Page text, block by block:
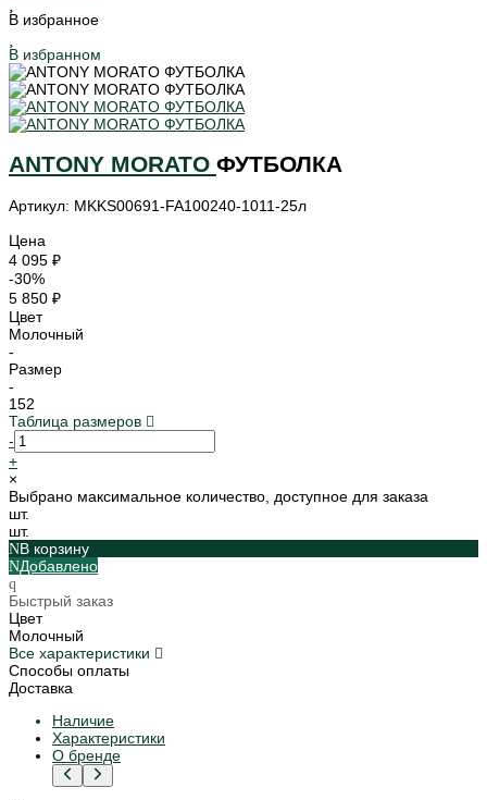
В избранное
В избранном
ANTONY MORATO ФУТБОЛКА
Артикул: MKKS00691-FA100240-1011-25л
Цена
4 095 ₽
-30%
5 850 ₽
Цвет
Молочный
-
Размер
-
152
Таблица размеров
-
+
×
Выбрано максимальное количество, доступное для заказа
шт.
шт.
В корзину
Добавлено
Быстрый заказ
Цвет
Молочный
Все характеристики
Способы оплаты
Доставка
Наличие
Характеристики
О бренде